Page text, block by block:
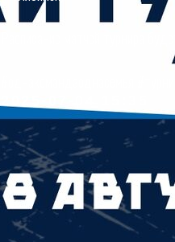
#однакомандаоднасемья